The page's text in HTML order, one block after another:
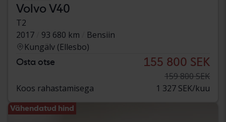
Volvo V40
T2
2017
93 680 km
Bensiin
Kungälv (Ellesbo)
Osta otse 155 800 SEK
159 800 SEK
Koos rahastamisega
1 327 SEK/kuu
Vähendatud hind